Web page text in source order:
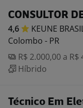
CONSULTOR
4,6 KEUNE
Colombo - PR
R$ 2.000,00 a R$
Híbrido
Técnico Em